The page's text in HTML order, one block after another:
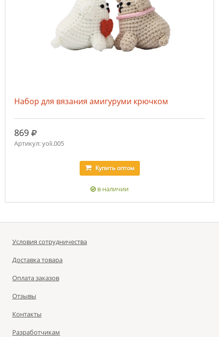
Набор для вязания амигуруми крючком
869 руб.
Артикул: yoli.005
Купитьоптом
в наличии
Условия сотрудничества
Доставка товара
Оплата заказов
Отзывы
Контакты
Разработчикам